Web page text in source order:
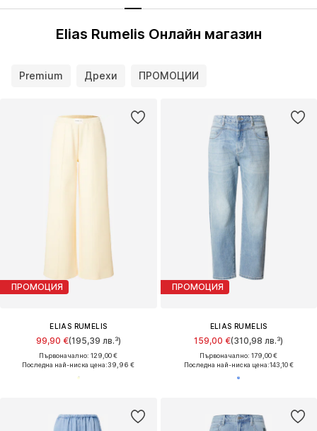
Elias Rumelis Онлайн магазин
Premium Дрехи ПРОМОЦИИ
ПРОМОЦИЯ
ELIAS RUMELIS
99,90 €(195,39 лв.³)
Първоначално: 129,00 €
Последна най-ниска цена:39,96 €
ПРОМОЦИЯ
ELIAS RUMELIS
159,00 €(310,98 лв.³)
Първоначално: 179,00 €
Последна най-ниска цена:143,10 €